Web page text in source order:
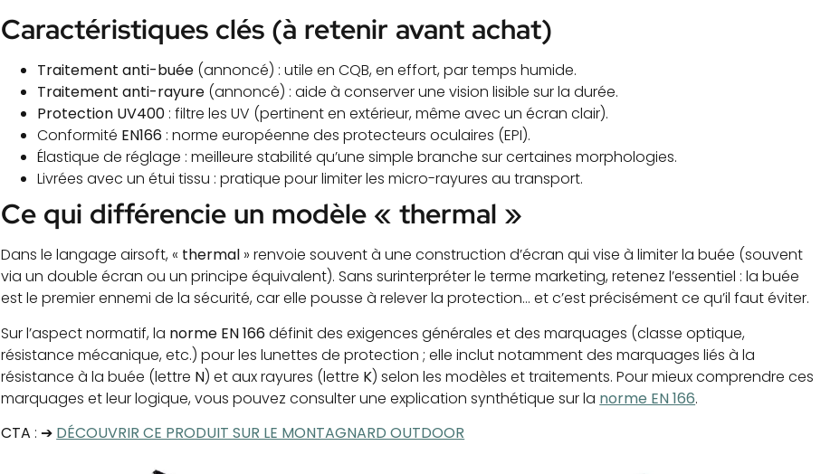
Caractéristiques clés (à retenir avant achat)
Traitement anti-buée (annoncé) : utile en CQB, en effort, par temps humide.
Traitement anti-rayure (annoncé) : aide à conserver une vision lisible sur la durée.
Protection UV400 : filtre les UV (pertinent en extérieur, même avec un écran clair).
Conformité EN166 : norme européenne des protecteurs oculaires (EPI).
Élastique de réglage : meilleure stabilité qu’une simple branche sur certaines morphologies.
Livrées avec un étui tissu : pratique pour limiter les micro-rayures au transport.
Ce qui différencie un modèle « thermal »
Dans le langage airsoft, « thermal » renvoie souvent à une construction d’écran qui vise à limiter la buée (souvent
via un double écran ou un principe équivalent). Sans surinterpréter le terme marketing, retenez l’essentiel : la buée
est le premier ennemi de la sécurité, car elle pousse à relever la protection… et c’est précisément ce qu’il faut éviter.
Sur l’aspect normatif, la norme EN 166définit des exigences générales et des marquages (classe optique,
résistance mécanique, etc.) pour les lunettes de protection ; elle inclut notamment des marquages liés à la
résistance à la buée (lettre N) et aux rayures (lettre K) selon les modèles et traitements. Pour mieux comprendre ces
marquages et leur logique, vous pouvez consulter une explication synthétique sur la norme EN 166.
CTA : ➔ DÉCOUVRIR CE PRODUIT SUR LE MONTAGNARD OUTDOOR